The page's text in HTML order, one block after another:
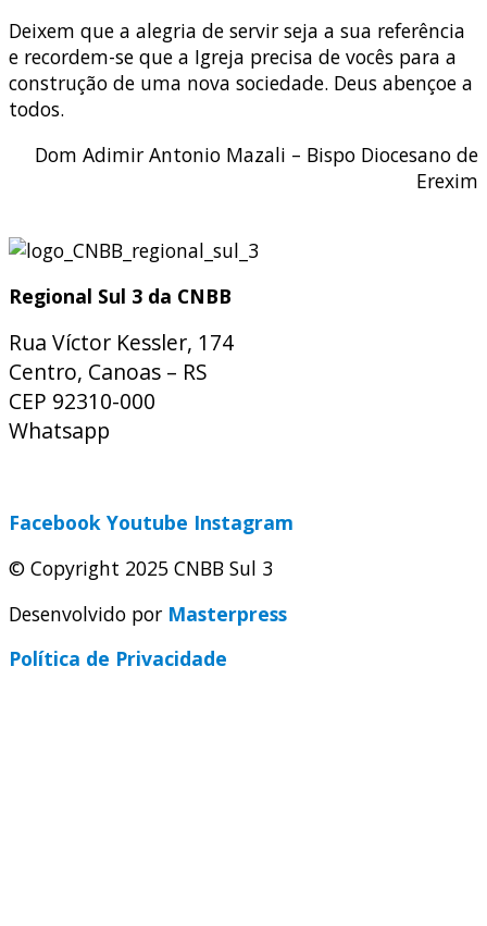
Deixem que a alegria de servir seja a sua referência
e recordem-se que a Igreja precisa de vocês para a
construção de uma nova sociedade. Deus abençoe a
todos.
Dom Adimir Antonio Mazali – Bispo Diocesano de
Erexim
Regional Sul 3 da CNBB
Rua Víctor Kessler, 174
Centro, Canoas – RS
CEP 92310-000
Whatsapp
Facebook Youtube Instagram
© Copyright 2025 CNBB Sul 3
Desenvolvido por Masterpress
Política de Privacidade